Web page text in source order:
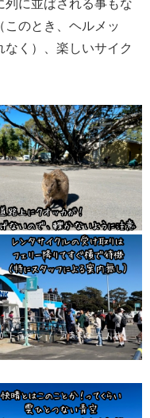
列に並ばされる事もな
このとき、ヘルメッ
なく）、楽しいサイク